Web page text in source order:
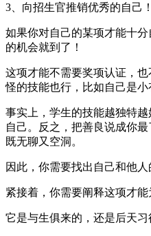
3、向招生官推销优秀的自己！
如果你对自己的某项才能十
的机会就到了！
这项才能不需要奖项认证，
怪的技能也行，比如自己是小
事实上，学生的技能越独特
自己。反之，把善良说成你
既无聊又空洞。
因此，你需要找出自己和他人
紧接着，你需要阐释这项才能
它是与生俱来的，还是后天习